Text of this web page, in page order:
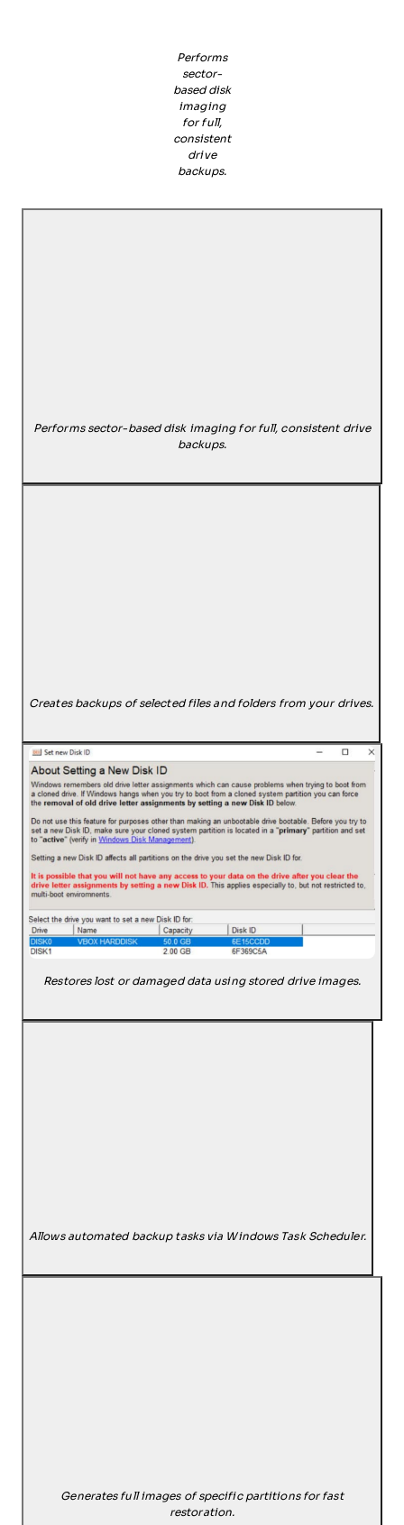
Performs
sector-
based disk
imaging
for full,
consistent
drive
backups.
Performs sector-based disk imaging for full, consistent drive
backups.
Creates backups of selected files and folders from your drives.
Restores lost or damaged data using stored drive images.
Allows automated backup tasks via Windows Task Scheduler.
Generates full images of specific partitions for fast
restoration.